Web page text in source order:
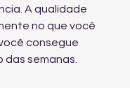
A qualidade
no que você
consegue
das semanas.